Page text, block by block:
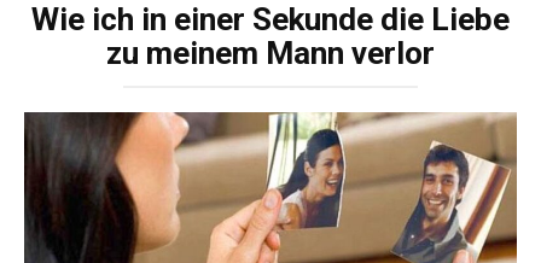
Wie ich in einer Sekunde die Liebe
zu meinem Mann verlor